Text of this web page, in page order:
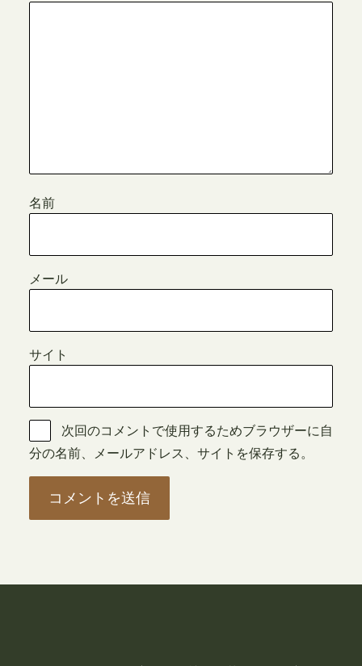
名前
メール
サイト
次回のコメントで使用するためブラウザーに自
分の名前、メールアドレス、サイトを保存する。